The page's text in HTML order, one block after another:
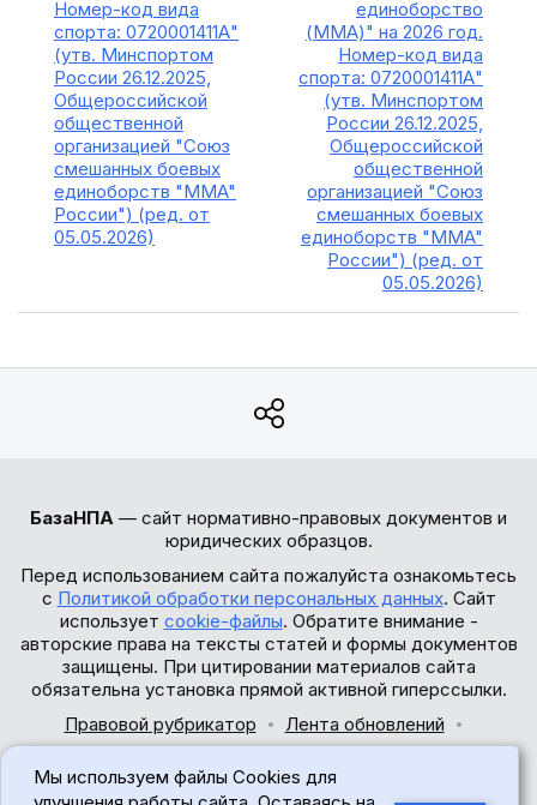
Номер-код вида
спорта: 0720001411А"
(утв. Минспортом
России 26.12.2025,
Общероссийской
общественной
организацией "Союз
смешанных боевых
единоборств "MMA"
России") (ред. от
05.05.2026)
единоборство
(MMA)" на 2026 год.
Номер-код вида
спорта: 0720001411А"
(утв. Минспортом
России 26.12.2025,
Общероссийской
общественной
организацией "Союз
смешанных боевых
единоборств "MMA"
России") (ред. от
05.05.2026)
БазаНПА — сайт нормативно-правовых документов и
юридических образцов.
Перед использованием сайта пожалуйста ознакомьтесь
с Политикой обработки персональных данных. Сайт
использует cookie-файлы. Обратите внимание -
авторские права на тексты статей и формы документов
защищены. При цитировании материалов сайта
обязательна установка прямой активной гиперссылки.
Правовой рубрикатор
Лента обновлений
© 2017-2026
Мы используем файлы Cookies для